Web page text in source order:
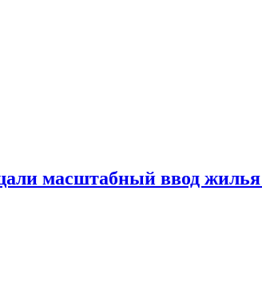
масштабный ввод жилья